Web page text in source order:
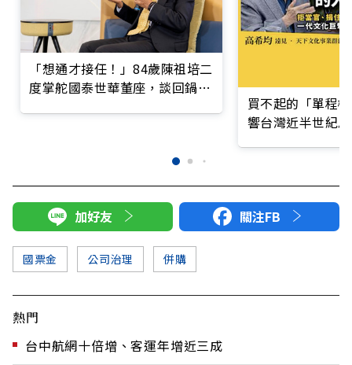
「想通才接任！」84歲陳祖培二
度掌舵國泰世華董座，談回鍋真
買不起的「單程
響台灣近半世紀
加好友 關注FB
國票金 公司治理 併購
熱門
台中航網十倍增、客運年增近三成